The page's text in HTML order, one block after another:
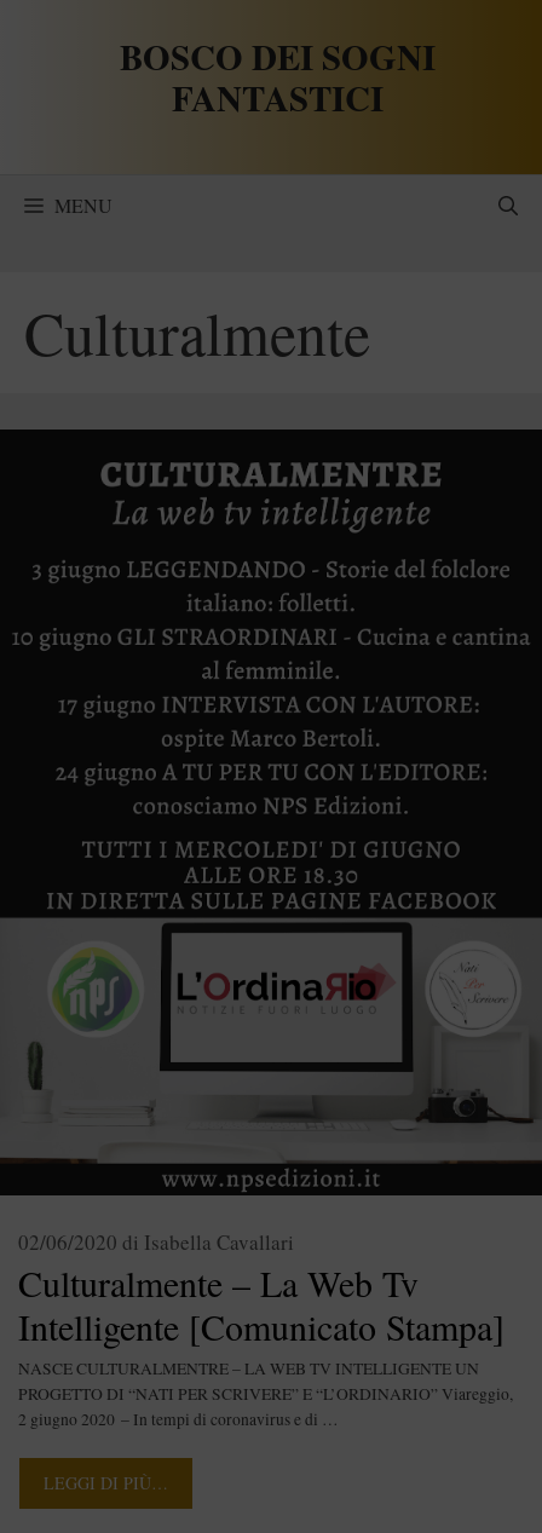
BOSCO DEI SOGNI
FANTASTICI
MENU
Culturalmente
Culturalmente – La Web Tv
Intelligente [Comunicato Stampa]
02/06/2020 di Isabella Cavallari
NASCE CULTURALMENTRE – LA WEB TV INTELLIGENTE UN
PROGETTO DI “NATI PER SCRIVERE” E “L’ORDINARIO” Viareggio,
2 giugno 2020 – In tempi di coronavirus e di …
LEGGI DI PIÙ…